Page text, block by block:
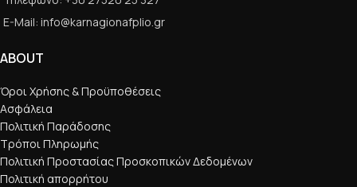
E-Mail: info@karnagionafplio.gr
ABOUT
Όροι Χρήσης & Προϋποθέσεις
Ασφάλεια
Πολιτική Παράδοσης
Τρόποι Πληρωμής
Πολιτική Προστασίας Προσκοπικών Δεδομένων
Πολιτική απορρήτου